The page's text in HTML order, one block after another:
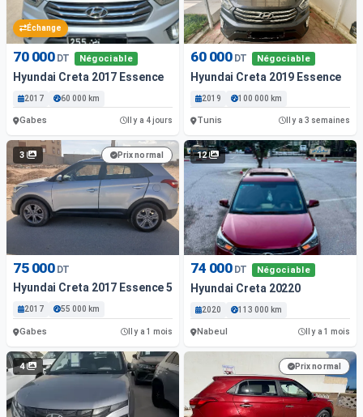
Échange
70 000 DT Négociable
Hyundai Creta 2017 Essence
2017 60 000 km
Gabes Il y a 4 jours
60 000 DT Négociable
Hyundai Creta 2019 Essence
2019 100 000 km
Tunis Il y a 3 semaines
3 Prix normal
75 000 DT
Hyundai Creta 2017 Essence 55 000 Km Gabes
2017 55 000 km
Gabes Il y a 1 mois
12
74 000 DT Négociable
Hyundai Creta 20220
2020 113 000 km
Nabeul Il y a 1 mois
4 Prix normal